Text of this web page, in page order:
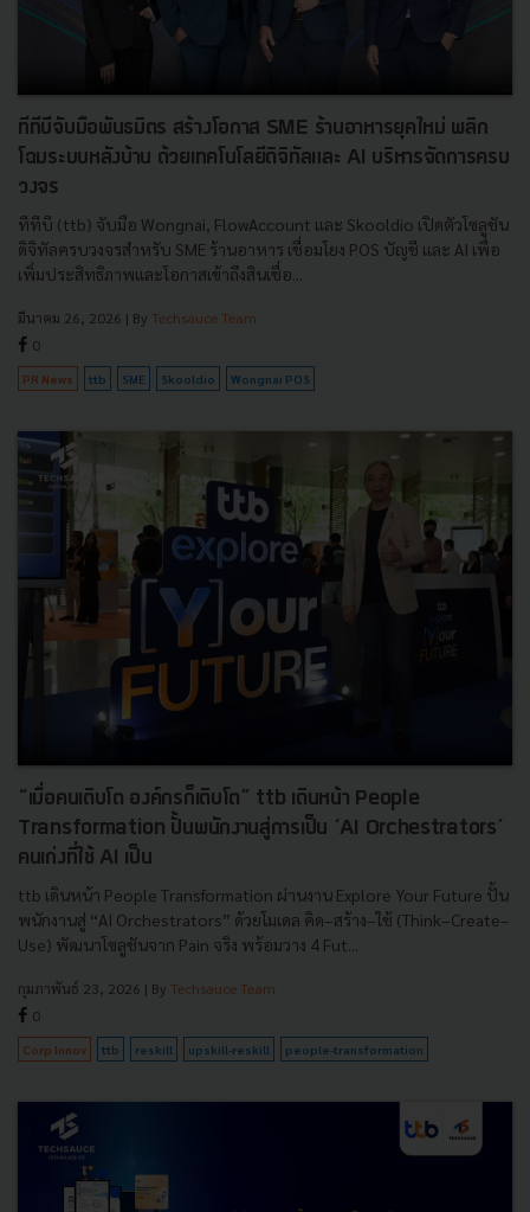
ทีทีบีจับมือพันธมิตร สร้างโอกาส SME ร้านอาหารยุคใหม่ พลิก
โฉมระบบหลังบ้าน ด้วยเทคโนโลยีดิจิทัลและ AI บริหารจัดการครบ
วงจร
ทีทีบี (ttb) จับมือ Wongnai, FlowAccount และ Skooldio เปิดตัวโซลูชัน
ดิจิทัลครบวงจรสำหรับ SME ร้านอาหาร เชื่อมโยง POS บัญชี และ AI เพื่อ
เพิ่มประสิทธิภาพและโอกาสเข้าถึงสินเชื่อ...
มีนาคม 26, 2026 | By Techsauce Team
0
PR News ttb SME Skooldio Wongnai POS
“เมื่อคนเติบโต องค์กรก็เติบโต” ttb เดินหน้า People
Transformation ปั้นพนักงานสู่การเป็น ‘AI Orchestrators’
คนเก่งที่ใช้ AI เป็น
ttb เดินหน้า People Transformation ผ่านงาน Explore Your Future ปั้น
พนักงานสู่ “AI Orchestrators” ด้วยโมเดล คิด–สร้าง–ใช้ (Think–Create–
Use) พัฒนาโซลูชันจาก Pain จริง พร้อมวาง 4 Fut...
กุมภาพันธ์ 23, 2026 | By Techsauce Team
0
Corp Innov ttb reskill upskill-reskill people-transformation